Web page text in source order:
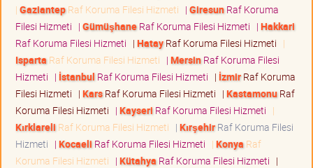
| GaziantepRaf Koruma Filesi Hizmeti | GiresunRaf Koruma
Filesi Hizmeti | GümüşhaneRaf Koruma Filesi Hizmeti | Hakkari
Raf Koruma Filesi Hizmeti | HatayRaf Koruma Filesi Hizmeti |
Isparta Raf Koruma Filesi Hizmeti | MersinRaf Koruma Filesi
Hizmeti | İstanbul Raf Koruma Filesi Hizmeti | İzmirRaf Koruma
Filesi Hizmeti | KarsRaf Koruma Filesi Hizmeti | KastamonuRaf
Koruma Filesi Hizmeti | Kayseri Raf Koruma Filesi Hizmeti |
Kırklareli Raf Koruma Filesi Hizmeti | KırşehirRaf Koruma Filesi
Hizmeti | Kocaeli Raf Koruma Filesi Hizmeti | Konya Raf
Koruma Filesi Hizmeti | Kütahya Raf Koruma Filesi Hizmeti |